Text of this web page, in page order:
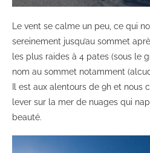
Le vent se calme un peu, ce qui
sereinement jusqu’au sommet
les plus raides à 4 pates (sous le
nom au sommet notamment
Il est aux alentours de 9h et nous
lever sur la mer de nuages qui
beauté.